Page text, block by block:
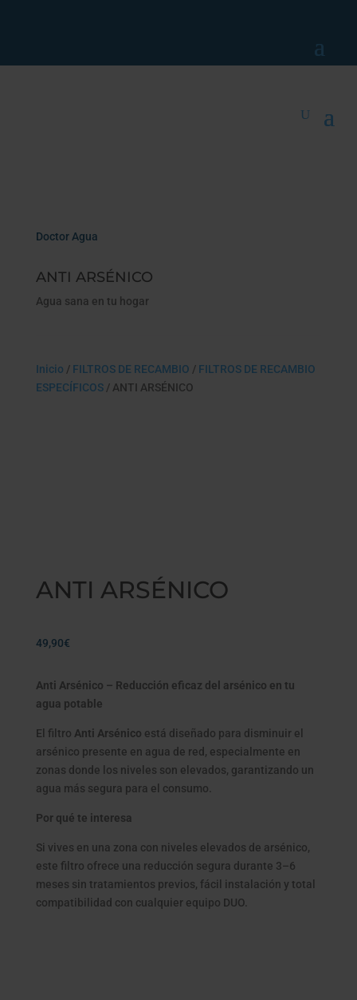
Doctor Agua
ANTI ARSÉNICO
Agua sana en tu hogar
Inicio / FILTROS DE RECAMBIO / FILTROS DE RECAMBIO
ESPECÍFICOS/ ANTI ARSÉNICO
ANTI ARSÉNICO
49,90€
Anti Arsénico – Reducción eficaz del arsénico en tu
agua potable
El filtro Anti Arsénico está diseñado para disminuir el
arsénico presente en agua de red, especialmente en
zonas donde los niveles son elevados, garantizando un
agua más segura para el consumo.
Por qué te interesa
Si vives en una zona con niveles elevados de arsénico,
este filtro ofrece una reducción segura durante 3–6
meses sin tratamientos previos, fácil instalación y total
compatibilidad con cualquier equipo DUO.